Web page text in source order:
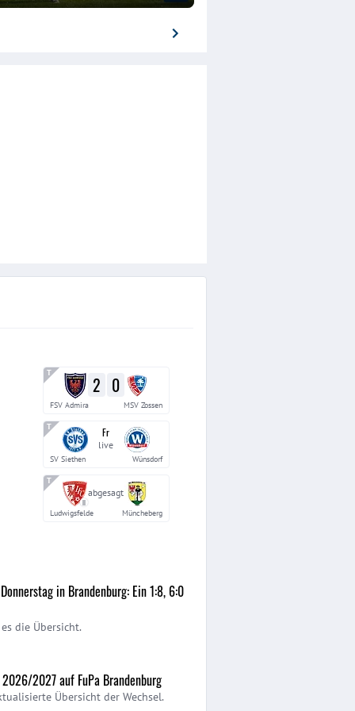
2 0
FSV Admira MSV Zossen
Fr
live
SV Siethen Wünsdorf
II
abgesagt
Ludwigsfelde Müncheberg
in Brandenburg: Ein 1:8, 6:0
die Übersicht.
2027 auf FuPa Brandenburg
Übersicht der Wechsel.